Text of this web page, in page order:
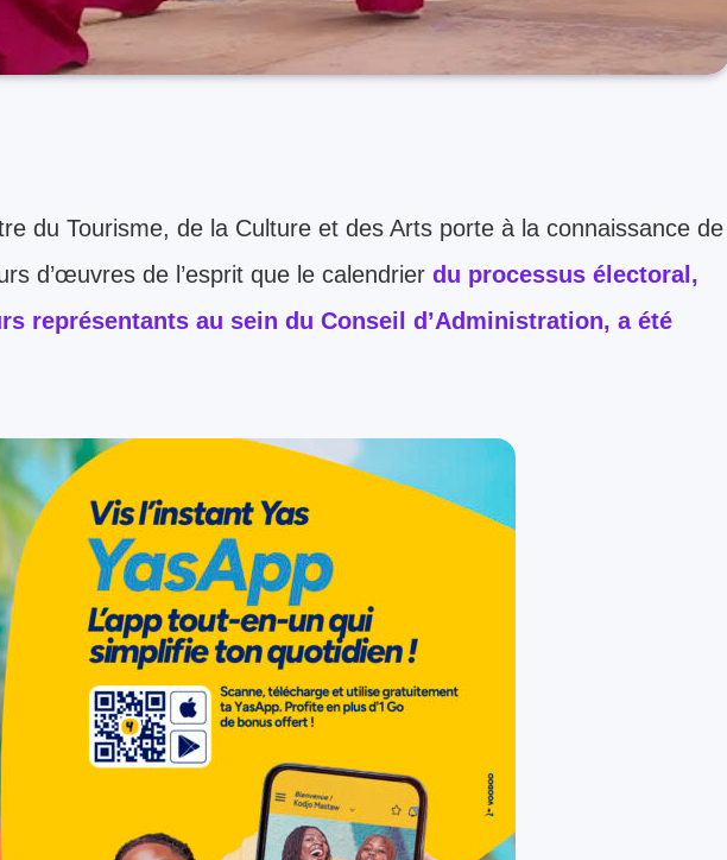
du Tourisme, de la Culture et des Arts porte à la connaissance de
d’œuvres de l’esprit que le calendrier du processus électoral,
représentants au sein du Conseil d’Administration, a été